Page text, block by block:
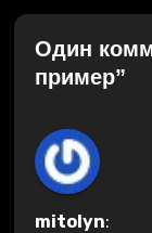
Один
пример”
mitolyn: